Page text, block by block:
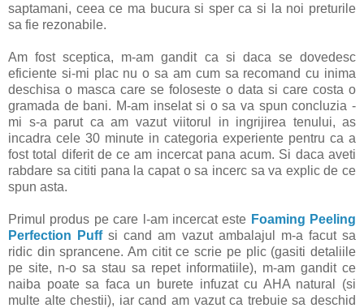
saptamani, ceea ce ma bucura si sper ca si la noi preturile
sa fie rezonabile.
Am fost sceptica, m-am gandit ca si daca se dovedesc
eficiente si-mi plac nu o sa am cum sa recomand cu inima
deschisa o masca care se foloseste o data si care costa o
gramada de bani. M-am inselat si o sa va spun concluzia -
mi s-a parut ca am vazut viitorul in ingrijirea tenului, as
incadra cele 30 minute in categoria experiente pentru ca a
fost total diferit de ce am incercat pana acum. Si daca aveti
rabdare sa cititi pana la capat o sa incerc sa va explic de ce
spun asta.
Primul produs pe care l-am incercat este Foaming Peeling
Perfection Puffsi cand am vazut ambalajul m-a facut sa
ridic din sprancene. Am citit ce scrie pe plic (gasiti detaliile
pe site, n-o sa stau sa repet informatiile), m-am gandit ce
naiba poate sa faca un burete infuzat cu AHA natural (si
multe alte chestii), iar cand am vazut ca trebuie sa deschid